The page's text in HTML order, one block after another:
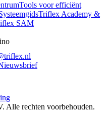
Tools voor efficiënt
Triflex Academy &
SAM
Alle rechten voorbehouden.